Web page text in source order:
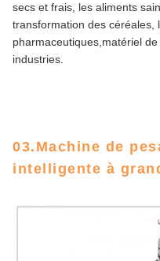
secs et frais, les aliments
transformation des céréales,
pharmaceutiques,matériel
industries.
03.Machine de
intelligente à